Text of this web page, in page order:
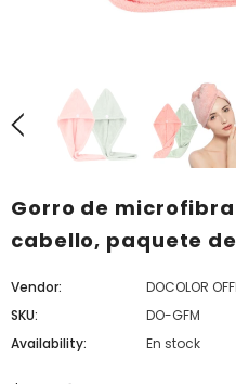
Gorro de
cabello, paquete
Vendor:
DOCOLOR
SKU:
DO-GFM
Availability:
En stock